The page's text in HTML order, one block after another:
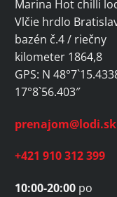
Marina Hot chilli
Vlčie hrdlo
bazén č.4 / riečny
kilometer 1864,8
GPS: N
17°8`56.403″
prenajom@lodi.sk
+421 910 312 399
10:00-20:00po